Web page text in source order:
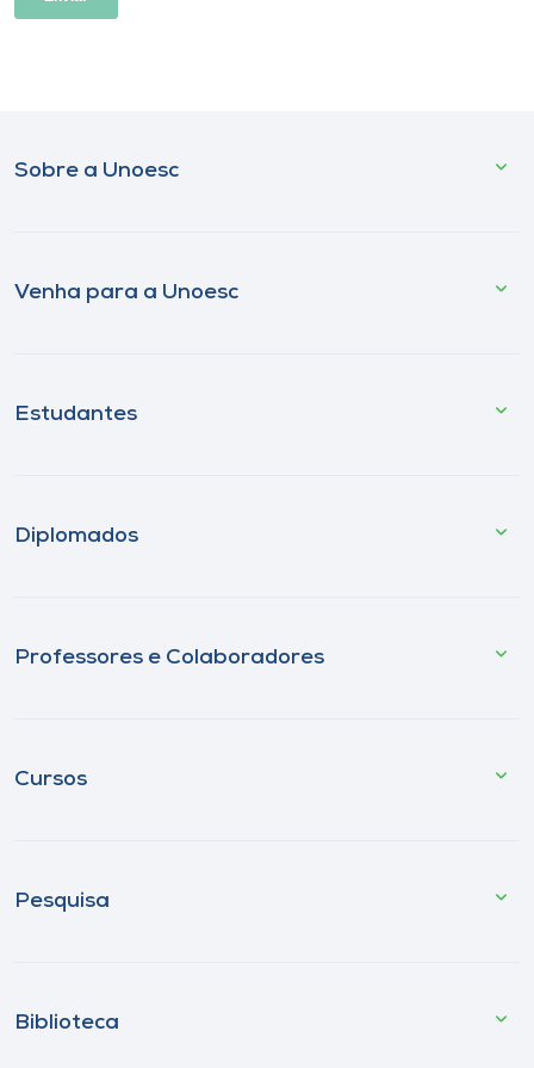
Sobre a Unoesc
Venha para a Unoesc
Estudantes
Diplomados
Professores e Colaboradores
Cursos
Pesquisa
Biblioteca